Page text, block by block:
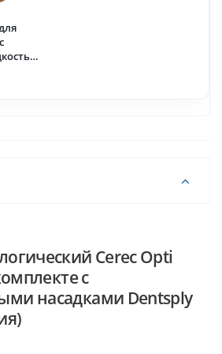
Cerec Opti
с
насадками Dentsply